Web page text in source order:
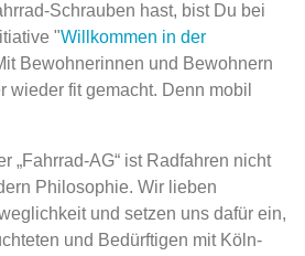
Schrauben hast, bist Du bei
"Willkommen in der
Bewohnerinnen und Bewohnern
wieder fit gemacht. Denn mobil
„Fahrrad-AG“ ist Radfahren nicht
Philosophie. Wir lieben
und setzen uns dafür ein,
und Bedürftigen mit Köln-